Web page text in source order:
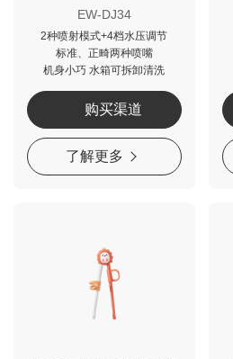
EW-DJ34
2种喷射模式+4档水压调节
标准、正畸两种喷嘴
机身小巧 水箱可拆卸清洗
购买渠道
了解更多